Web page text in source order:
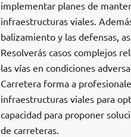
implementar planes de
infraestructuras viales.
balizamiento y las defensas,
Resolverás casos complejos
las vías en condiciones
Carretera forma a
infraestructuras viales para
capacidad para proponer
de carreteras.